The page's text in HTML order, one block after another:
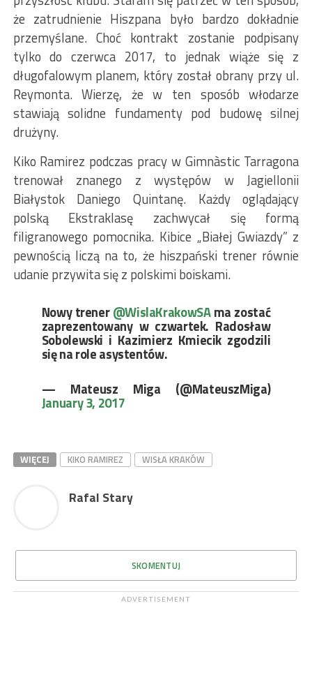
że zatrudnienie Hiszpana było bardzo dokładnie
przemyślane. Choć kontrakt zostanie podpisany
tylko do czerwca 2017, to jednak wiąże się z
długofalowym planem, który został obrany przy ul.
Reymonta. Wierzę, że w ten sposób włodarze
stawiają solidne fundamenty pod budowę silnej
drużyny.
Kiko Ramirez podczas pracy w Gimnàstic Tarragona
trenował znanego z występów w Jagiellonii
Białystok Daniego Quintanę. Każdy oglądający
polską Ekstraklasę zachwycał się formą
filigranowego pomocnika. Kibice „Białej Gwiazdy” z
pewnością liczą na to, że hiszpański trener równie
udanie przywita się z polskimi boiskami.
Nowy trener@WislaKrakowSAma zostać
zaprezentowany w czwartek. Radosław
Sobolewski i Kazimierz Kmiecik zgodzili
się na role asystentów.
— Mateusz Miga (@MateuszMiga)
January 3, 2017
WIĘCEJ KIKO RAMIREZ WISŁA KRAKÓW
Rafal Stary
SKOMENTUJ
ADVERTISEMENT